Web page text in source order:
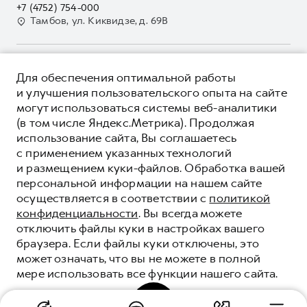
Для малого бизнеса
Система управления автопарком
Сервис для корпоративных клиентов
HAVAL Лизинг
Автомобильные аксессуары
Коллекция PRO
Коллекция Базовая
Коллекция Детская
GWM Безопасность
Мобильное приложение GWM
Программа «HAVAL Защита+»
Руководства по эксплуатации
Подписки
Автомобильные аксессуары
Коллекция PRO
Коллекция Базовая
Коллекция Детская
Наша команда
Контакты
+7 (4752) 754-000
Тамбов, ул. Киквидзе, д. 69В
ЦЕНЫ И ВЫГОДЫ
ЮРИДИЧЕСКАЯ ИНФОРМАЦИЯ
Вся представленная на сайте информация, касающаяся
автомобилей и сервисного обслуживания, носит
информационный характер и не является публичной офертой.
Все цены, указанные на данном сайте, носят информационный
характер и являются максимально рекомендуемыми
розничными ценами по расчетам дистрибьютора (ООО «Грейт
Волл Мотор Рус»). Для получения подробной информации
просьба обращаться к ближайшему официальному дилеру ООО
«Грейт Волл Мотор Рус» либо по телефону Горячей линии 8 (800)
511-59-86, либо на сайте. Опубликованная на данном сайте
информация может быть изменена в любое время без
предварительного уведомления.
****На некоторых автомобилях HAVAL может отсутствовать
система / устройство вызова экстренных оперативных служб
(блок ЭРА-ГЛОНАСС).
Показать все
© 2026 ООО «Грейт Волл Мотор Рус»
© 2026 ООО «Улей Авто Запад»
Политика конфиденциальности
Юридическая информация
Для обеспечения оптимальной работы
и улучшения пользовательского опыта на сайте
могут использоваться системы веб-аналитики
(в том числе Яндекс.Метрика). Продолжая
использование сайта, Вы соглашаетесь
с применением указанных технологий
и размещением куки-файлов. Обработка вашей
персональной информации на нашем сайте
осуществляется в соответствии с политикой
конфиденциальности. Вы всегда можете
отключить файлы куки в настройках вашего
браузера. Если файлы куки отключены, это
может означать, что вы не можете в полной
мере использовать все функции нашего сайта.